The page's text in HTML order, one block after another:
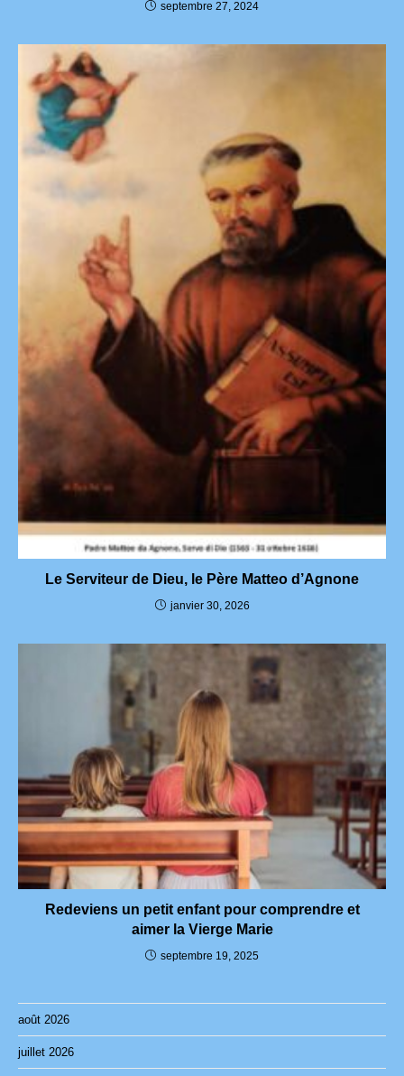
septembre 27, 2024
Le Serviteur de Dieu, le Père Matteo d’Agnone
janvier 30, 2026
Redeviens un petit enfant pour comprendre et
aimer la Vierge Marie
septembre 19, 2025
août 2026
juillet 2026